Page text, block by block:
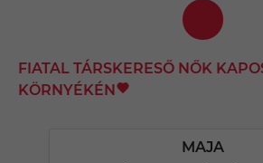
FIATAL TÁRSKERESŐ NŐK
KÖRNYÉKÉN
MAJA